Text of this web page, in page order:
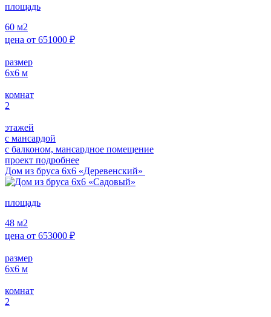
площадь
60 м2
цена от 651000 ₽
размер
6х6 м
комнат
2
этажей
с мансардой
с балконом, мансардное помещение
проект подробнее
Дом из бруса 6х6 «Деревенский»
площадь
48 м2
цена от 653000 ₽
размер
6х6 м
комнат
2